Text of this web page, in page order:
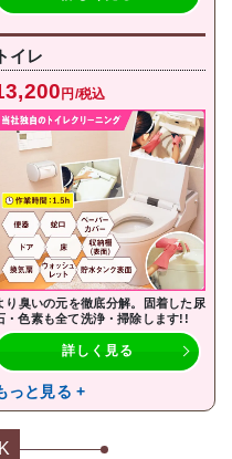
トイレ
円/税込
り臭いの元を徹底分解。固着した尿
・色素も全て洗浄・掃除します!!
詳しく見る
っと見る +